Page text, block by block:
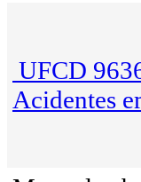
UFCD
Acidentes